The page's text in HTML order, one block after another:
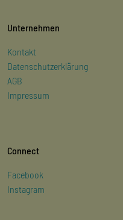
Unternehmen
Kontakt
Datenschutzerklärung
AGB
Impressum
Connect
Facebook
Instagram